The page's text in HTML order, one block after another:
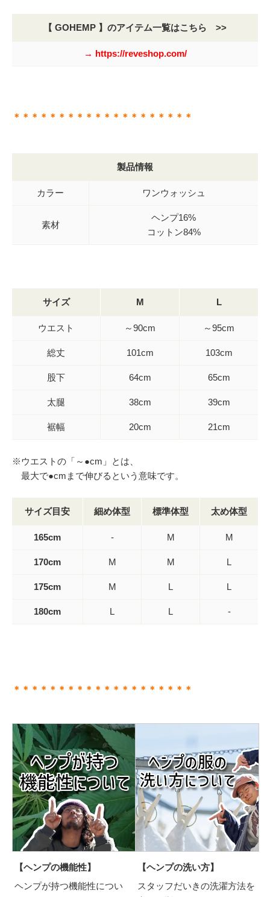
【 GOHEMP 】のアイテム一覧はこちら >>
→ https://reveshop.com/
＊＊＊＊＊＊＊＊＊＊＊＊＊＊＊＊＊＊＊＊
製品情報
カラー ワンウォッシュ
素材
ヘンプ16%
コットン84%
サイズ M L
ウエスト ～90cm ～95cm
総丈 101cm 103cm
股下 64cm 65cm
太腿 38cm 39cm
裾幅 20cm 21cm
※ウエストの「～●cm」とは、
最大で●cmまで伸びるという意味です。
サイズ目安 細め体型 標準体型 太め体型
165cm - M M
170cm M M L
175cm M L L
180cm L L -
＊＊＊＊＊＊＊＊＊＊＊＊＊＊＊＊＊＊＊＊
【ヘンプの機能性】
ヘンプが持つ機能性につい
【ヘンプの洗い方】
スタッフだいきの洗濯方法を